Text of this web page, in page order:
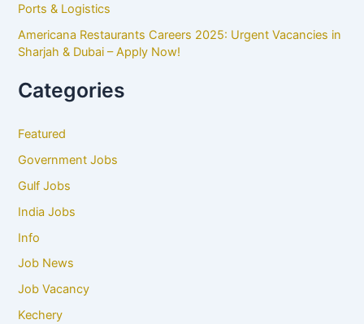
Ports & Logistics
Americana Restaurants Careers 2025: Urgent Vacancies in
Sharjah & Dubai – Apply Now!
Categories
Featured
Government Jobs
Gulf Jobs
India Jobs
Info
Job News
Job Vacancy
Kechery